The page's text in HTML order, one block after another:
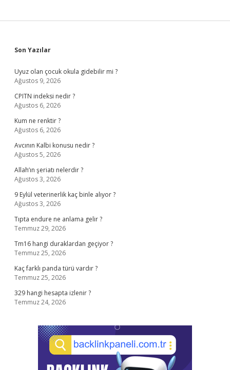
Sidebar
Son Yazılar
Uyuz olan çocuk okula gidebilir mi ?
Ağustos 9, 2026
CPITN indeksi nedir ?
Ağustos 6, 2026
Kum ne renktir ?
Ağustos 6, 2026
Avcının Kalbi konusu nedir ?
Ağustos 5, 2026
Allah’ın şeriatı nelerdir ?
Ağustos 3, 2026
9 Eylül veterinerlik kaç binle alıyor ?
Ağustos 3, 2026
Tıpta endure ne anlama gelir ?
Temmuz 29, 2026
Tm16 hangi duraklardan geçiyor ?
Temmuz 25, 2026
Kaç farklı panda türü vardır ?
Temmuz 25, 2026
329 hangi hesapta izlenir ?
Temmuz 24, 2026